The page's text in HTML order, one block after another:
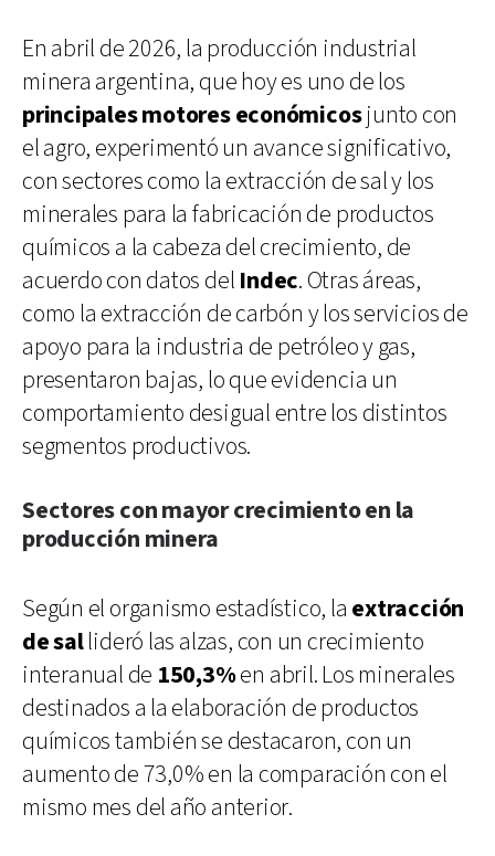
En abril de 2026, la producción industrial
minera argentina, que hoy es uno de los
principales motores económicosjunto con
el agro, experimentó un avance significativo,
con sectores como la extracción de sal y los
minerales para la fabricación de productos
químicos a la cabeza del crecimiento, de
acuerdo con datos del Indec. Otras áreas,
como la extracción de carbón y los servicios de
apoyo para la industria de petróleo y gas,
presentaron bajas, lo que evidencia un
comportamiento desigual entre los distintos
segmentos productivos.
Sectores con mayor crecimiento en la
producción minera
Según el organismo estadístico, la extracción
de sallideró las alzas, con un crecimiento
interanual de 150,3%en abril. Los minerales
destinados a la elaboración de productos
químicos también se destacaron, con un
aumento de 73,0% en la comparación con el
mismo mes del año anterior.